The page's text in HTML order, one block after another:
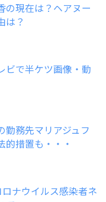
の現在は？ヘアヌー
は？
ビで半ケツ画像・動
勤務先マリアジュフ
的措置も・・・
ロナウイルス感染者ネ